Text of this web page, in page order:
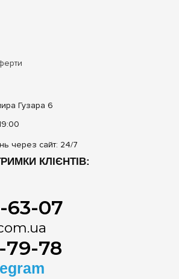
Гузара 6
через сайт: 24/7
КЛІЄНТІВ:
63-07
79-78